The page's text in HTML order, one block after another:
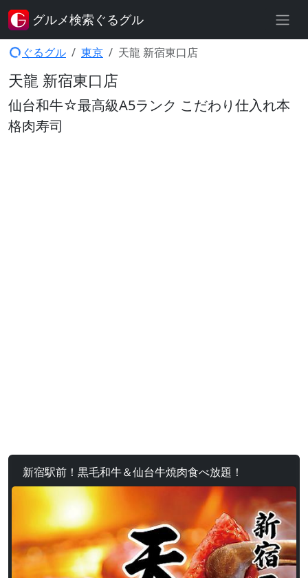
ぐるグル 東京 天龍 新宿東口店
天龍 新宿東口店
仙台和牛☆最高級A5ランク こだわり仕入れ本
格肉寿司
新宿駅前！黒毛和牛＆仙台牛焼肉食べ放題！
グルメ検索ぐるグル